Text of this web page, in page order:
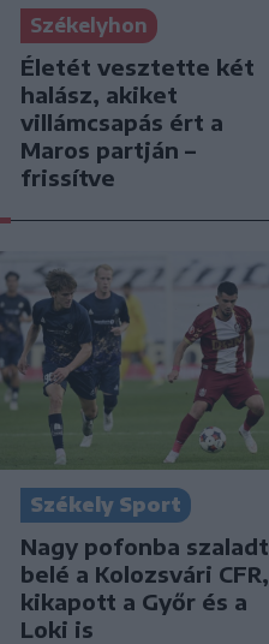
Székelyhon
Életét vesztette két
halász, akiket
villámcsapás ért a
Maros partján –
frissítve
Székely Sport
Nagy pofonba szaladt
belé a Kolozsvári CFR,
kikapott a Győr és a
Loki is